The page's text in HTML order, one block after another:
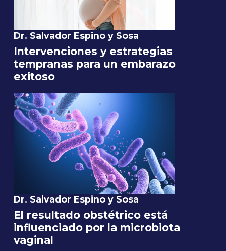
Dr. Salvador Espino y Sosa
Intervenciones y estrategias
tempranas para un embarazo
exitoso
Dr. Salvador Espino y Sosa
El resultado obstétrico está
influenciado por la microbiota
vaginal